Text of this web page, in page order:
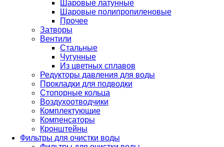
Шаровые латунные
Шаровые полипропиленовые
Прочее
Затворы
Вентили
Стальные
Чугунные
Из цветных сплавов
Редукторы давления для воды
Прокладки для подводки
Стопорные кольца
Воздухоотводчики
Комплектующие
Компенсаторы
Кронштейны
Фильтры для очистки воды